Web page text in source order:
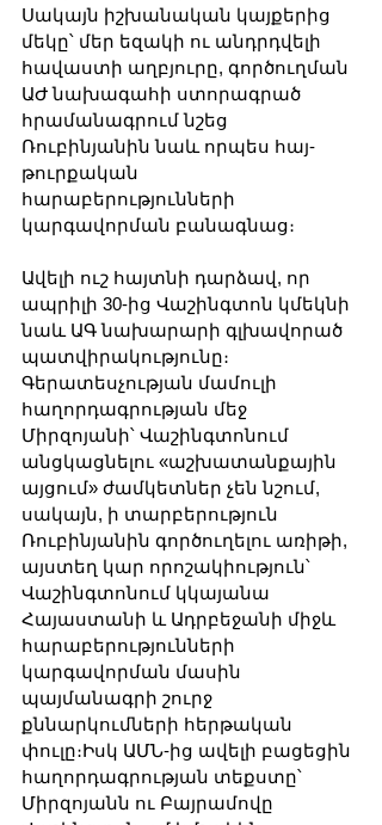
Սակայն իշխանական կայքերից
մեկը՝ մեր եզակի ու անդրդվելի
հավաստի աղբյուրը, գործուղման
ԱԺ նախագահի ստորագրած
հրամանագրում նշեց
Ռուբինյանին նաև որպես հայ-
թուրքական
հարաբերությունների
կարգավորման բանագնաց։
Ավելի ուշ հայտնի դարձավ, որ
ապրիլի 30-ից Վաշինգտոն կմեկնի
նաև ԱԳ նախարարի գլխավորած
պատվիրակությունը։
Գերատեսչության մամուլի
հաղորդագրության մեջ
Միրզոյանի՝ Վաշինգտոնում
անցկացնելու «աշխատանքային
այցում» ժամկետներ չեն նշում,
սակայն, ի տարբերություն
Ռուբինյանին գործուղելու առիթի,
այստեղ կար որոշակիություն՝
Վաշինգտոնում կկայանա
Հայաստանի և Ադրբեջանի միջև
հարաբերությունների
կարգավորման մասին
պայմանագրի շուրջ
քննարկումների հերթական
փուլը։Իսկ ԱՄՆ-ից ավելի բացեցին
հաղորդագրության տեքստը՝
Միրզոյանն ու Բայրամովը